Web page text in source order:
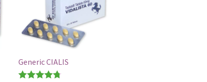
Generic CIALIS